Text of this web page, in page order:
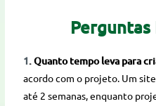
1. Quanto tempo leva para
acordo com o projeto. Um
até 2 semanas, enquanto